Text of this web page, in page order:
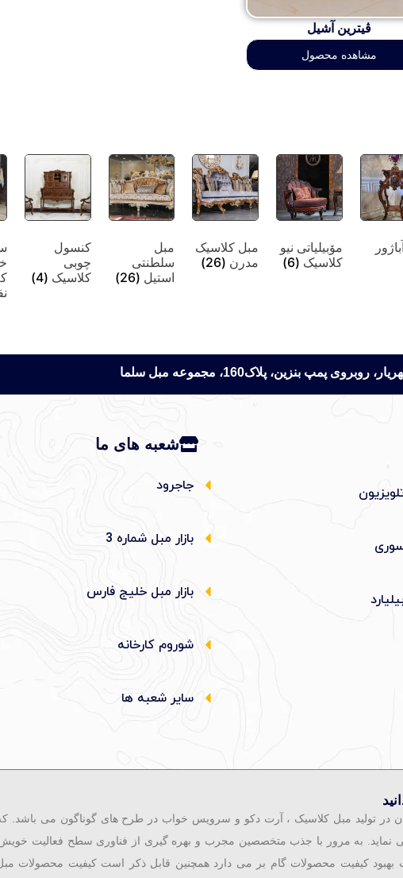
ڤیترین آشیل
مشاهده محصول
مۆبیلیاتی نیو
کلاسیک (6)
مبل کلاسیک
مدرن (26)
مبل
سلطنتی
استیل (26)
کنسول
چوبی
کلاسیک (4)
بنزین، پلاک160، مجموعه مبل سلما
شعبه های ما
جاجرود
بازار مبل شماره 3
بازار مبل خلیج فارس
شوروم کارخانه
سایر شعبه ها
در تولید مبل کلاسیک ، آرت دکو و سرویس خواب در طرح های گوناگون می باشد.
نماید. به مرور با جذب متخصصین مجرب و بهره گیری از فناوری سطح فعالیت خویش
بهبود کیفیت محصولات گام بر می دارد همچنین قابل ذکر است کیفیت محصولات